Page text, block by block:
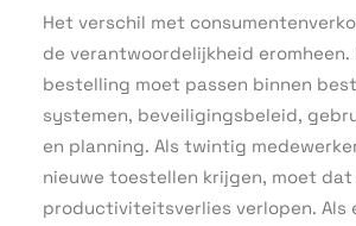
Het verschil met
de verantwoordelijkheid eromheen.
bestelling moet passen binnen
systemen, beveiligingsbeleid,
en planning. Als twintig
nieuwe toestellen krijgen, moet dat
productiviteitsverlies verlopen. Als